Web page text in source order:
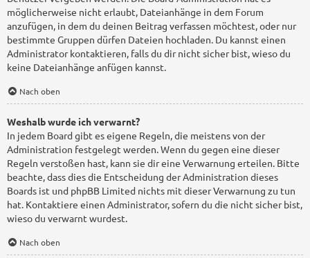
möglicherweise nicht erlaubt, Dateianhänge in dem Forum
anzufügen, in dem du deinen Beitrag verfassen möchtest, oder nur
bestimmte Gruppen dürfen Dateien hochladen. Du kannst einen
Administrator kontaktieren, falls du dir nicht sicher bist, wieso du
keine Dateianhänge anfügen kannst.
Nach oben
Weshalb wurde ich verwarnt?
In jedem Board gibt es eigene Regeln, die meistens von der
Administration festgelegt werden. Wenn du gegen eine dieser
Regeln verstoßen hast, kann sie dir eine Verwarnung erteilen. Bitte
beachte, dass dies die Entscheidung der Administration dieses
Boards ist und phpBB Limited nichts mit dieser Verwarnung zu tun
hat. Kontaktiere einen Administrator, sofern du die nicht sicher bist,
wieso du verwarnt wurdest.
Nach oben